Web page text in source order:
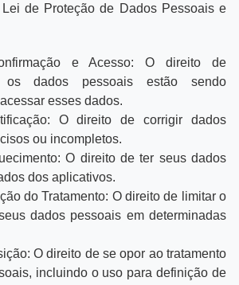
de Proteção de Dados Pessoais e
e Acesso: O direito de
os dados pessoais estão sendo
esses dados.
O direito de corrigir dados
ou incompletos.
O direito de ter seus dados
dos aplicativos.
do Tratamento: O direito de limitar o
dados pessoais em determinadas
O direito de se opor ao tratamento
incluindo o uso para definição de